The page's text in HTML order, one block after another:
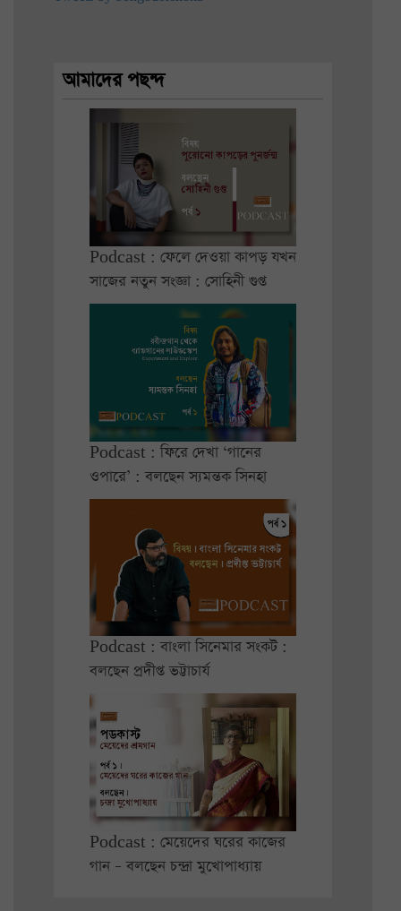
আমাদের পছন্দ
Podcast : ফেলে দেওয়া কাপড় যখন
সাজের নতুন সংজ্ঞা : সোহিনী গুপ্ত
Podcast : ফিরে দেখা ‘গানের
ওপারে’ : বলছেন স্যমন্তক সিনহা
Podcast : বাংলা সিনেমার সংকট :
বলছেন প্রদীপ্ত ভট্টাচার্য
Podcast : মেয়েদের ঘরের কাজের
গান – বলছেন চন্দ্রা মুখোপাধ্যায়